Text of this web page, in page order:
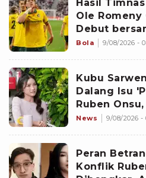
Hasil
Ole Romeny
Debut
Justin
Bola 9/08/2026 -
Kubu
Dalang Isu
Ruben
Ikut Disorot
News 9/08/2026 -
Peran
Konflik